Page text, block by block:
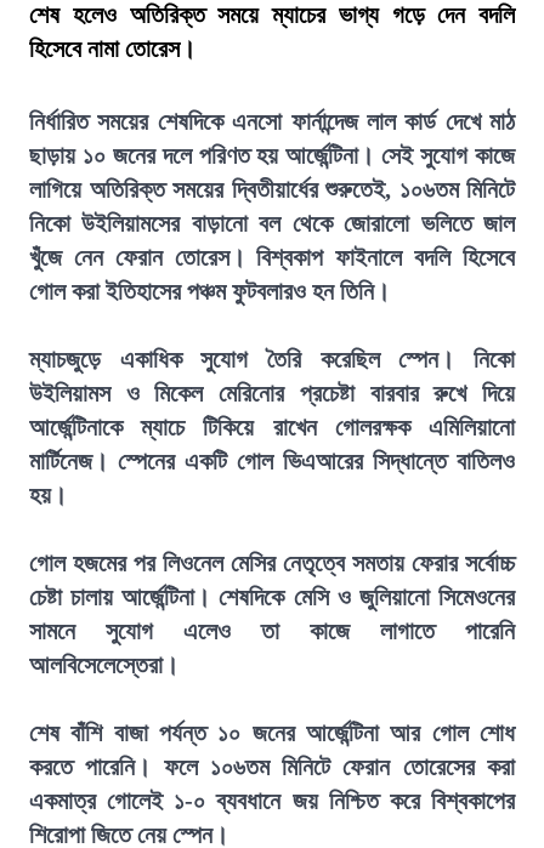
শেষ হলেও অতিরিক্ত সময়ে ম্যাচের ভাগ্য গড়ে দেন বদলি
হিসেবে নামা তোরেস।
নির্ধারিত সময়ের শেষদিকে এনসো ফার্নান্দেজ লাল কার্ড দেখে মাঠ
ছাড়ায় ১০ জনের দলে পরিণত হয় আর্জেন্টিনা। সেই সুযোগ কাজে
লাগিয়ে অতিরিক্ত সময়ের দ্বিতীয়ার্ধের শুরুতেই, ১০৬তম মিনিটে
নিকো উইলিয়ামসের বাড়ানো বল থেকে জোরালো ভলিতে জাল
খুঁজে নেন ফেরান তোরেস। বিশ্বকাপ ফাইনালে বদলি হিসেবে
গোল করা ইতিহাসের পঞ্চম ফুটবলারও হন তিনি।
ম্যাচজুড়ে একাধিক সুযোগ তৈরি করেছিল স্পেন। নিকো
উইলিয়ামস ও মিকেল মেরিনোর প্রচেষ্টা বারবার রুখে দিয়ে
আর্জেন্টিনাকে ম্যাচে টিকিয়ে রাখেন গোলরক্ষক এমিলিয়ানো
মার্টিনেজ। স্পেনের একটি গোল ভিএআরের সিদ্ধান্তে বাতিলও
হয়।
গোল হজমের পর লিওনেল মেসির নেতৃত্বে সমতায় ফেরার সর্বোচ্চ
চেষ্টা চালায় আর্জেন্টিনা। শেষদিকে মেসি ও জুলিয়ানো সিমেওনের
সামনে সুযোগ এলেও তা কাজে লাগাতে পারেনি
আলবিসেলেস্তেরা।
শেষ বাঁশি বাজা পর্যন্ত ১০ জনের আর্জেন্টিনা আর গোল শোধ
করতে পারেনি। ফলে ১০৬তম মিনিটে ফেরান তোরেসের করা
একমাত্র গোলেই ১-০ ব্যবধানে জয় নিশ্চিত করে বিশ্বকাপের
শিরোপা জিতে নেয় স্পেন।